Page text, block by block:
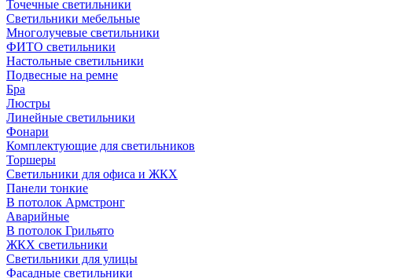
Точечные светильники
Светильники мебельные
Многолучевые светильники
ФИТО светильники
Настольные светильники
Подвесные на ремне
Бра
Люстры
Линейные светильники
Фонари
Комплектующие для светильников
Торшеры
Светильники для офиса и ЖКХ
Панели тонкие
В потолок Армстронг
Аварийные
В потолок Грильято
ЖКХ светильники
Светильники для улицы
Фасадные светильники